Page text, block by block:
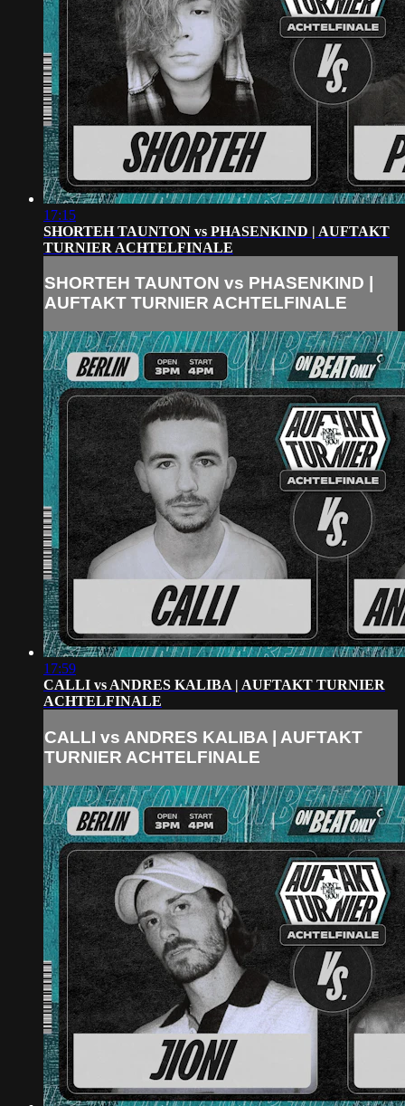
17:15
SHORTEH TAUNTON vs PHASENKIND | AUFTAKT
TURNIER ACHTELFINALE
SHORTEH TAUNTON vs PHASENKIND |
AUFTAKT TURNIER ACHTELFINALE
17:59
CALLI vs ANDRES KALIBA | AUFTAKT TURNIER
ACHTELFINALE
CALLI vs ANDRES KALIBA | AUFTAKT
TURNIER ACHTELFINALE